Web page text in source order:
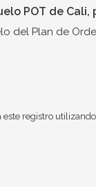
POT de Cali,
del Plan de
registro